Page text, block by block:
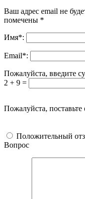
Ваш адрес email не
помечены *
Имя*:
Email*:
Пожалуйста, введите
2 + 9 =
Пожалуйста,
Положительный
Вопрос